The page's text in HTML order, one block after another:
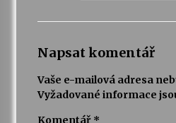
Napsat komentář
Vaše e-mailová adresa
Vyžadované informace
Komentář *